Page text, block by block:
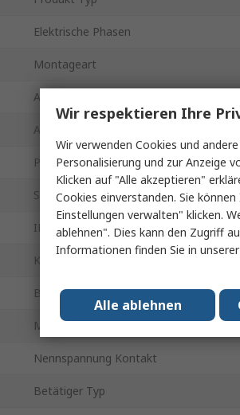
Elektrische Phasen
Montageart
Anzahl der Klemmen
Anschlusstyp
Polanzahl
Schaltwinkel
IP-Schutzart
Kontaktstrom
Betriebstemperatur min.
Maximale Betriebstemperatur
Nennspannung Kontakt
Betätiger Typ
Wir respektieren Ihre
Wir verwenden Cookies und
Personalisierung und zur Anzeige
Klicken auf "Alle akzeptieren"
Cookies einverstanden. Sie
Einstellungen verwalten" klicken.
ablehnen". Dies kann den Zugriff
Informationen finden Sie in unserer
Alle ablehnen